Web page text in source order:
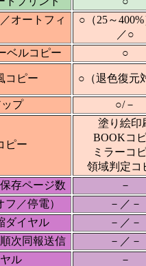
オートフィ
○（25～
／○
ベルコピー
○
コピー ○（退色復元
プ ○/－
ピー
塗り絵印
BOOKコ
ミラーコ
領域判定コ
存ページ数
－
／停電）
－／－
ダイヤル
－／－
次同報送信
－／－
ル
－